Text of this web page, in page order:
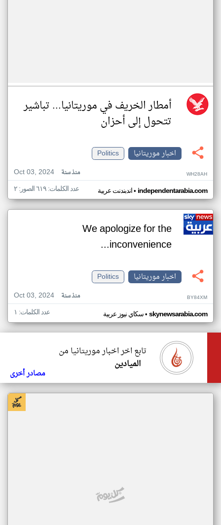
أمطار الخريف في موريتانيا... تباشير
تتحول إلى أحزان
اخبار موريتانيا
Politics
Oct 03, 2024
منذ سنة WH28AH
اندبندنت عربية• independentarabia.com عدد الكلمات: ٦١٩ الصور: ٢
We apologize for the
inconvenience...
اخبار موريتانيا
Politics
Oct 03, 2024
منذ سنة BY84XM
سكاي نيوز عربية• skynewsarabia.com عدد الكلمات: ١
تابع اخر اخبار موريتانيا من
الميادين
مصادر أخرى